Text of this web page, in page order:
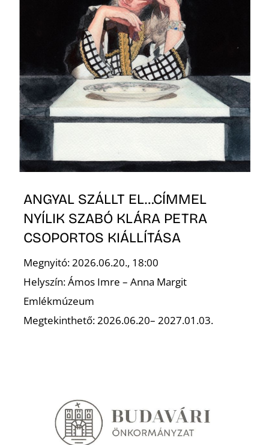
ANGYAL SZÁLLT EL…CÍMMEL
NYÍLIK SZABÓ KLÁRA PETRA
CSOPORTOS KIÁLLÍTÁSA
Megnyitó: 2026.06.20., 18:00
Helyszín: Ámos Imre – Anna Margit
Emlékmúzeum
Megtekinthető: 2026.06.20– 2027.01.03.